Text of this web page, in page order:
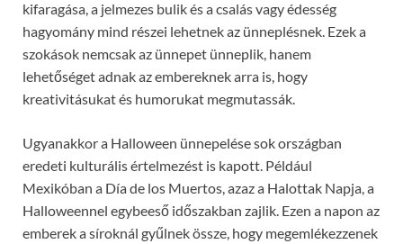
kifaragása, a jelmezes bulik és a csalás vagy édesség
hagyomány mind részei lehetnek az ünneplésnek. Ezek a
szokások nemcsak az ünnepet ünneplik, hanem
lehetőséget adnak az embereknek arra is, hogy
kreativitásukat és humorukat megmutassák.
Ugyanakkor a Halloween ünnepelése sok országban
eredeti kulturális értelmezést is kapott. Például
Mexikóban a Día de los Muertos, azaz a Halottak Napja, a
Halloweennel egybeeső időszakban zajlik. Ezen a napon az
emberek a síroknál gyűlnek össze, hogy megemlékezzenek